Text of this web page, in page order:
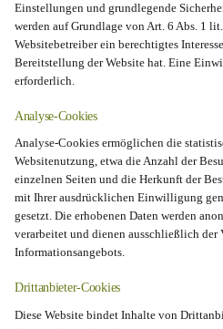
Einstellungen und grundlegende
werden auf Grundlage von Art. 6 Abs. 1
Websitebetreiber ein berechtigtes
Bereitstellung der Website hat. Eine
erforderlich.
Analyse-Cookies
Analyse-Cookies ermöglichen die
Websitenutzung, etwa die Anzahl der
einzelnen Seiten und die Herkunft der
mit Ihrer ausdrücklichen Einwilligung
gesetzt. Die erhobenen Daten werden
verarbeitet und dienen ausschließlich der
Informationsangebots.
Drittanbieter-Cookies
Diese Website bindet Inhalte von